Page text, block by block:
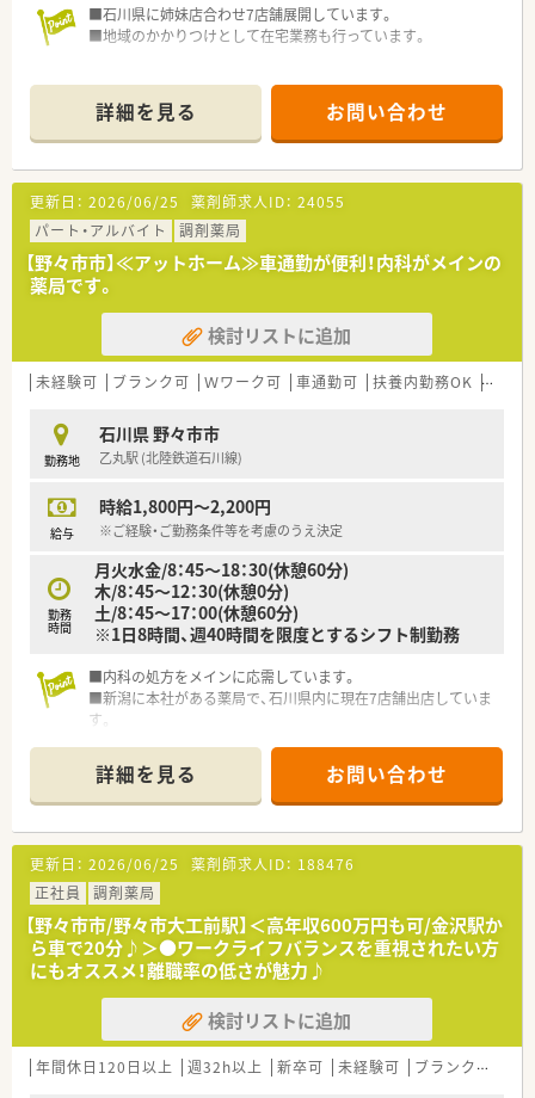
■石川県に姉妹店合わせ7店舗展開しています。
■地域のかかりつけとして在宅業務も行っています。
詳細を見る お問い合わせ
更新日： 2026/06/25 薬剤師求人ID： 24055
パート・アルバイト
調剤薬局
【野々市市】≪アットホーム≫車通勤が便利！内科がメインの
薬局です。
検討リストに追加
未経験可 ブランク可 Ｗワーク可 車通勤可 扶養内勤務OK 教育
勤務地
石川県 野々市市
乙丸駅 (北陸鉄道石川線)
給与
時給1,800円～2,200円
※ご経験・ご勤務条件等を考慮のうえ決定
勤務
時間
月火水金/8：45～18：30(休憩60分)
木/8：45～12：30(休憩0分)
土/8：45～17：00(休憩60分)
※1日8時間、週40時間を限度とするシフト制勤務
■内科の処方をメインに応需しています。
■新潟に本社がある薬局で、石川県内に現在7店舗出店していま
す。
い。
詳細を見る お問い合わせ
更新日： 2026/06/25 薬剤師求人ID： 188476
正社員
調剤薬局
【野々市市/野々市大工前駅】＜高年収600万円も可/金沢駅か
ら車で20分♪＞●ワークライフバランスを重視されたい方
にもオススメ！離職率の低さが魅力♪
検討リストに追加
年間休日120日以上 週32h以上 新卒可 未経験可 ブランク可